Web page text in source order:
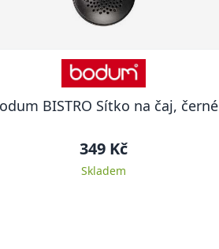
BISTRO Sítko na čaj, černé
349 Kč
Skladem